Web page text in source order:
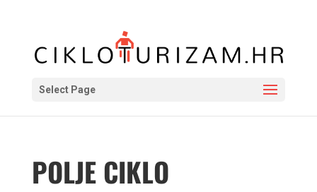
Select Page
POLJE CIKLO